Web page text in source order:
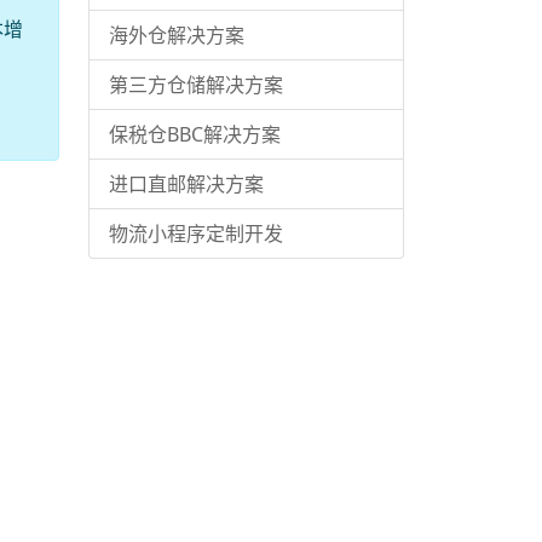
海外仓解决方案
第三方仓储解决方案
保税仓BBC解决方案
进口直邮解决方案
物流小程序定制开发